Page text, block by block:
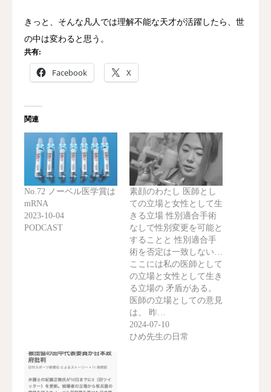
きっと、そんな凡人では理解不能な天才が活躍したら、世
の中は変わると思う。
共有:
Facebook X
関連
No.72 ノーベル医学賞は
mRNA
2023-10-04
PODCAST
素顔のわたし 医師とし
ての立場と女性として生
きる立場 性別適合手術
なしで性別変更を可能と
することと 性別適合手
術を否定は一致しない…
ここには私の医師として
の立場と女性として生き
る立場の 矛盾がある。
医師の立場としての意見
は、 昨…
2024-07-10
ひめ先生の日常